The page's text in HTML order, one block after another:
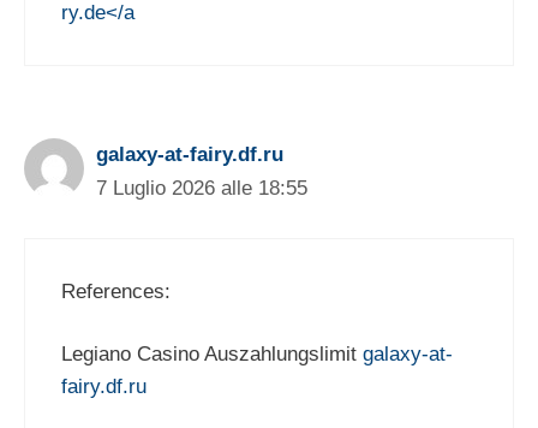
ry.de</a
galaxy-at-fairy.df.ru
7 Luglio 2026 alle 18:55
References:
Legiano Casino Auszahlungslimit galaxy-at-
fairy.df.ru